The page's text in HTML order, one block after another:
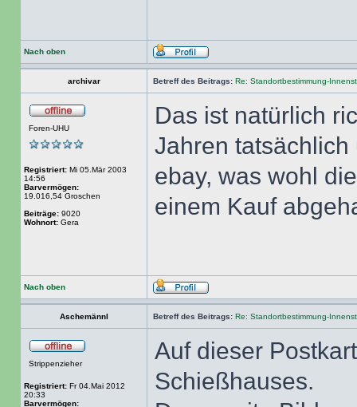
Nach oben
archivar Betreff des Beitrags: Re: Standortbestimmung-
Foren-UHU
Registriert: Mi 05.Mär 2003
14:56
Barvermögen:
19.016,54 Groschen
Beiträge: 9020
Wohnort: Gera
Das ist natürlich
Jahren
ebay, was wohl
einem Kauf
Nach oben
Aschemännl Betreff des Beitrags: Re: Standortbestimmung-
Strippenzieher
Registriert: Fr 04.Mai 2012
20:33
Barvermögen:
Auf dieser
Schießhauses.